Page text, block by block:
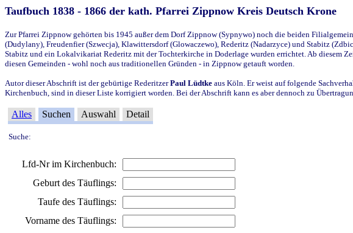
Taufbuch 1838 - 1866 der kath. Pfarrei Zippnow Kreis Deutsch Krone
Zur Pfarrei Zippnow gehörten bis 1945 außer dem Dorf Zippnow (Sypnywo) noch die beiden
(Dudylany), Freudenfier (Szwecja), Klawittersdorf (Glowaczewo), Rederitz (Nadarzyce) und Stabitz
Stabitz und ein Lokalvikariat Rederitz mit der Tochterkirche in Doderlage wurden errichtet. Ab diesem
diesen Gemeinden - wohl noch aus traditionellen Gründen - in Zippnow getauft worden.
Autor dieser Abschrift ist der gebürtige RederitzerPaul Lüdtke aus Köln. Er weist auf folgende
Kirchenbuch, sind in dieser Liste korrigiert worden. Bei der Abschrift kann es aber dennoch zu
Alles Suchen Auswahl Detail
Suche:
Lfd-Nr im Kirchenbuch:
Geburt des Täuflings:
Taufe des Täuflings:
Vorname des Täuflings: